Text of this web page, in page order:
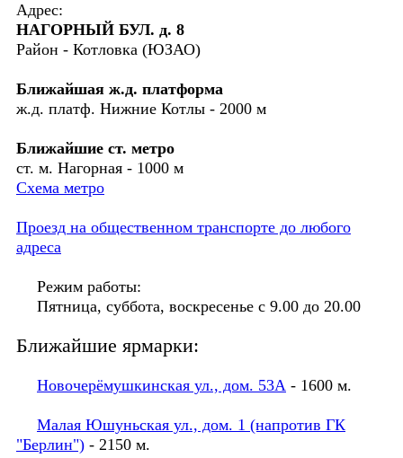
Адрес:
НАГОРНЫЙ БУЛ. д. 8
Район - Котловка (ЮЗАО)
Ближайшая ж.д. платформа
ж.д. платф. Нижние Котлы - 2000 м
Ближайшие ст. метро
ст. м. Нагорная - 1000 м
Схема метро
Проезд на общественном транспорте до любого
адреса
Режим работы:
Пятница, суббота, воскресенье с 9.00 до 20.00
Ближайшие ярмарки:
Новочерёмушкинская ул., дом. 53А - 1600 м.
Малая Юшуньская ул., дом. 1 (напротив ГК
"Берлин") - 2150 м.